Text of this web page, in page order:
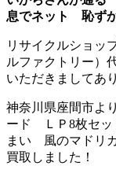
息でネット 恥ず
リサイクルショッ
ルファクトリー）
いただきましてあ
神奈川県座間市
ード ＬＰ8枚セ
まい 風のマドリ
買取しました！